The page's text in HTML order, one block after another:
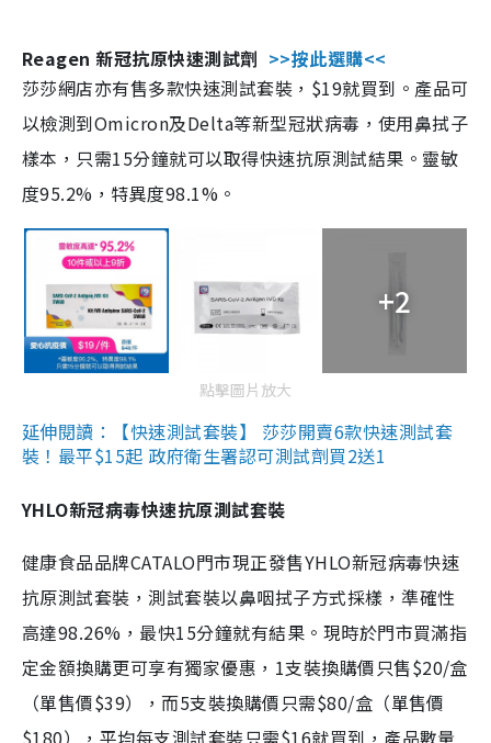
Reagen 新冠抗原快速測試劑 >>按此選購<<
莎莎網店亦有售多款快速測試套裝，$19就買到。產品可
以檢測到Omicron及Delta等新型冠狀病毒，使用鼻拭子
樣本，只需15分鐘就可以取得快速抗原測試結果。靈敏
度95.2%，特異度98.1%。
+2
點擊圖片放大
延伸閱讀：【快速測試套裝】 莎莎開賣6款快速測試套
裝！最平$15起 政府衛生署認可測試劑買2送1
YHLO新冠病毒快速抗原測試套裝
健康食品品牌CATALO門市現正發售YHLO新冠病毒快速
抗原測試套裝，測試套裝以鼻咽拭子方式採樣，準確性
高達98.26%，最快15分鐘就有結果。現時於門市買滿指
定金額換購更可享有獨家優惠，1支裝換購價只售$20/盒
（單售價$39），而5支裝換購價只需$80/盒（單售價
$180），平均每支測試套裝只需$16就買到，產品數量